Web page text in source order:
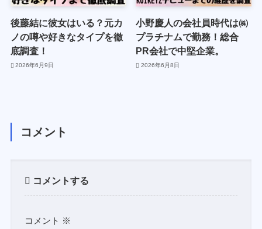
後藤結に彼女はいる？元カ
ノの噂や好きなタイプを徹
底調査！
2026年6月9日
小野慶人の会社員時代は㈱
プラチナムで勤務！総合
PR会社で中堅企業。
2026年6月8日
コメント
コメントする
コメント ※